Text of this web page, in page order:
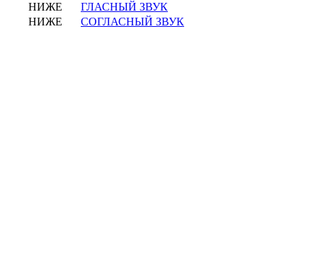
НИЖЕ
ГЛАСНЫЙ ЗВУК
НИЖЕ
СОГЛАСНЫЙ ЗВУК